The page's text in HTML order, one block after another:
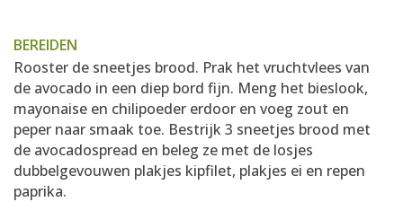
BEREIDEN
Rooster de sneetjes brood. Prak het vruchtvlees van
de avocado in een diep bord fijn. Meng het bieslook,
mayonaise en chilipoeder erdoor en voeg zout en
peper naar smaak toe. Bestrijk 3 sneetjes brood met
de avocadospread en beleg ze met de losjes
dubbelgevouwen plakjes kipfilet, plakjes ei en repen
paprika.